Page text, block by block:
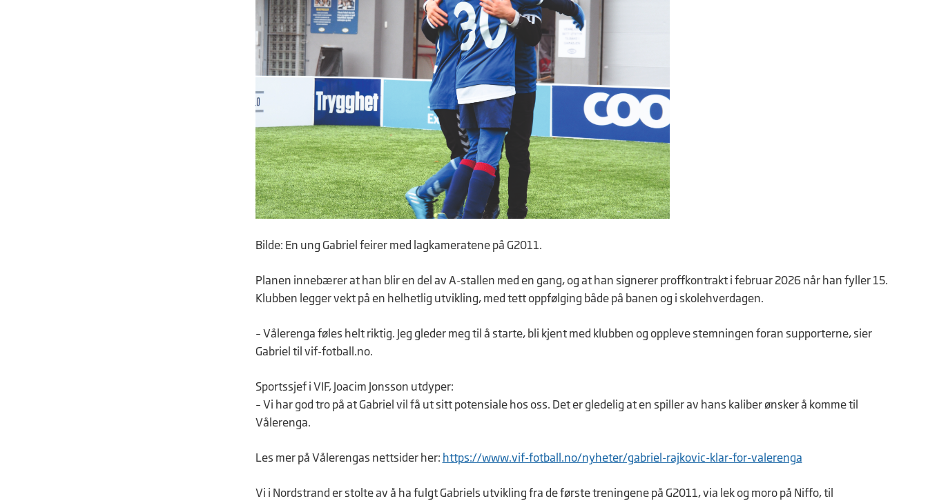
Bilde: En ung Gabriel feirer med lagkameratene på G2011.
Planen innebærer at han blir en del av A-stallen med en gang, og at han signerer proffkontrakt i februar 2026 når han fyller 15.
Klubben legger vekt på en helhetlig utvikling, med tett oppfølging både på banen og i skolehverdagen.
– Vålerenga føles helt riktig. Jeg gleder meg til å starte, bli kjent med klubben og oppleve stemningen foran supporterne, sier
Gabriel til vif-fotball.no.
Sportssjef i VIF, Joacim Jonsson utdyper:
– Vi har god tro på at Gabriel vil få ut sitt potensiale hos oss. Det er gledelig at en spiller av hans kaliber ønsker å komme til
Vålerenga.
Les mer på Vålerengas nettsider her: https://www.vif-fotball.no/nyheter/gabriel-rajkovic-klar-for-valerenga
Vi i Nordstrand er stolte av å ha fulgt Gabriels utvikling fra de første treningene på G2011, via lek og moro på Niffo, til